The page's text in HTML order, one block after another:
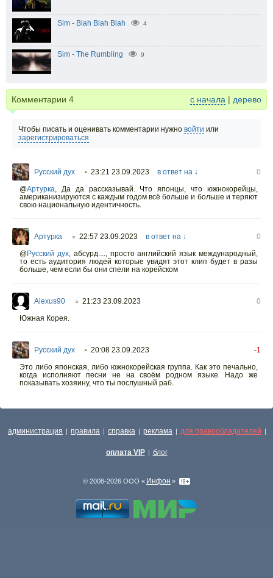
Sim - Blah Blah Blah 4
Sim - The Rumbling 9
Комментарии 4 с начала | дерево
Чтобы писать и оценивать комментарии нужно войти или
зарегистрироваться
Русский дух • 23:21 23.09.2023 в ответ на ↓
0
@Артурка
Да да рассказывай. Что японцы, что южнокорейцы,
американизируются с каждым годом всё больше и больше и теряют
свою национальную идентичность.
Артурка ○ 22:57 23.09.2023 в ответ на ↓
0
@Русский дух, абсурд...., просто английский язык международный,
то есть аудитория людей которые увидят этот клип будет в разы
больше, чем если бы они спели на корейском
Alexus90 ○ 21:23 23.09.2023
0
Южная Корея.
Русский дух • 20:08 23.09.2023
-1
Это либо японская, либо южнокорейская группа. Как это печально,
когда исполняют песни не на своём родном языке. Надо же
показывать хозяину, что ты послушный раб.
администрация | правила | справка | реклама | для правообладателей |
оплата VIP | блог
© 2008-2026 ООО « Инфон »